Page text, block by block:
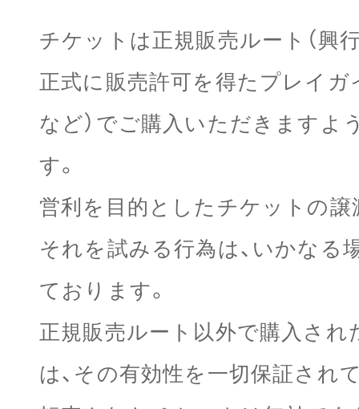
チケットは正規販売ルート（興
正式に販売許可を得たプレイガ
など）でご購入いただきますよ
す。
営利を目的としたチケットの譲
それを試みる行為は、いかなる
ております。
正規販売ルート以外で購入さ
は、その有効性を一切保証され